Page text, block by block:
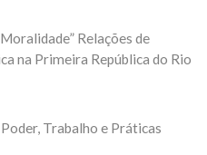
Relações de
na Primeira República do Rio
Trabalho e Práticas